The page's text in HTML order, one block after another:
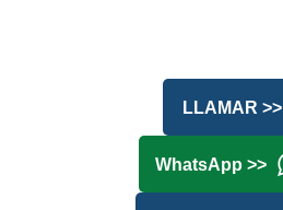
LLAMAR >>
WhatsApp >>